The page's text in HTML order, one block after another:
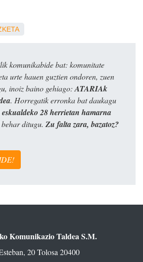
komunikabide bat: komunitate
urte hauen guztien ondoren, zuen
inoiz baino gehiago: ATARIAk
. Horregatik erronka bat daukagu
28 herrietan hamarna
behar ditugu. Zu falta zara, bazatoz?
Komunikazio Taldea S.M.
20 Tolosa 20400